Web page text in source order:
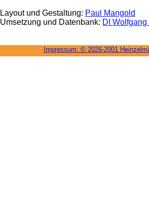
Layout und Gestaltung: Paul Mangold
Umsetzung und Datenbank: DI
Impressum: © 2026-2001